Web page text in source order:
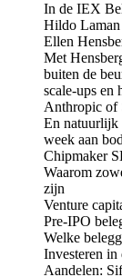
In de IEX
Hildo Laman
Ellen
Met
buiten de
scale-ups en
Anthropic of
En natuurlijk
week aan
Chipmaker
Waarom
zijn
Venture
Pre-IPO
Welke
Investeren in
Aandelen: